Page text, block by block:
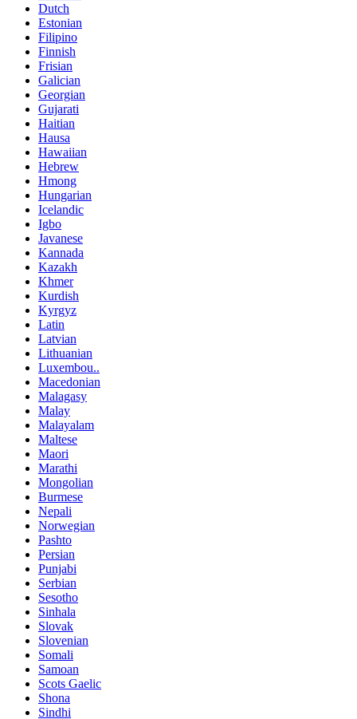
Dutch
Estonian
Filipino
Finnish
Frisian
Galician
Georgian
Gujarati
Haitian
Hausa
Hawaiian
Hebrew
Hmong
Hungarian
Icelandic
Igbo
Javanese
Kannada
Kazakh
Khmer
Kurdish
Kyrgyz
Latin
Latvian
Lithuanian
Luxembou..
Macedonian
Malagasy
Malay
Malayalam
Maltese
Maori
Marathi
Mongolian
Burmese
Nepali
Norwegian
Pashto
Persian
Punjabi
Serbian
Sesotho
Sinhala
Slovak
Slovenian
Somali
Samoan
Scots Gaelic
Shona
Sindhi